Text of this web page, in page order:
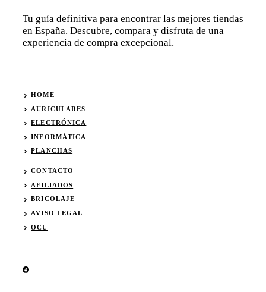
Tu guía definitiva para encontrar las mejores tiendas
en España. Descubre, compara y disfruta de una
experiencia de compra excepcional.
HOME
AURICULARES
ELECTRÓNICA
INFORMÁTICA
PLANCHAS
CONTACTO
AFILIADOS
BRICOLAJE
AVISO LEGAL
OCU